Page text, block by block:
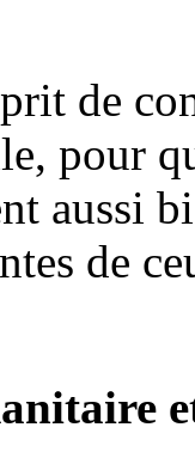
de
pour
aussi
de